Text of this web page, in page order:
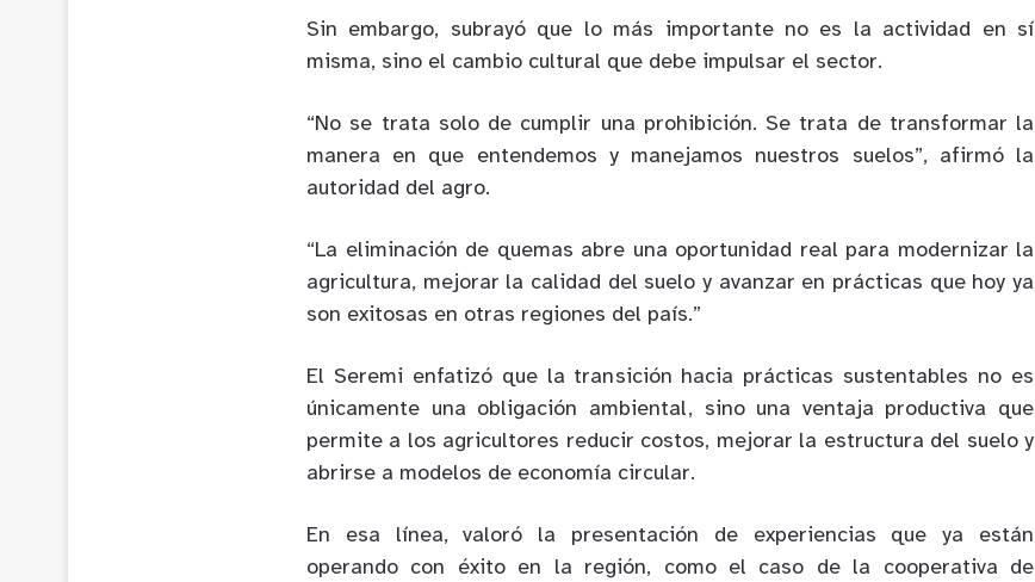
Sin embargo, subrayó que lo más importante no es la actividad en sí
misma, sino el cambio cultural que debe impulsar el sector.
“No se trata solo de cumplir una prohibición. Se trata de transformar la
manera en que entendemos y manejamos nuestros suelos”, afirmó la
autoridad del agro.
“La eliminación de quemas abre una oportunidad real para modernizar la
agricultura, mejorar la calidad del suelo y avanzar en prácticas que hoy ya
son exitosas en otras regiones del país.”
El Seremi enfatizó que la transición hacia prácticas sustentables no es
únicamente una obligación ambiental, sino una ventaja productiva que
permite a los agricultores reducir costos, mejorar la estructura del suelo y
abrirse a modelos de economía circular.
En esa línea, valoró la presentación de experiencias que ya están
operando con éxito en la región, como el caso de la cooperativa de